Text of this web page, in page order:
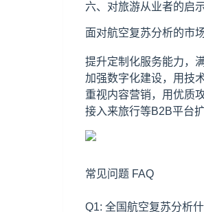
六、对旅游从业者的启
面对航空复苏分析的市
提升定制化服务能力，
加强数字化建设，用技
重视内容营销，用优质
接入来旅行等B2B平台
常见问题 FAQ
Q1: 全国航空复苏分析